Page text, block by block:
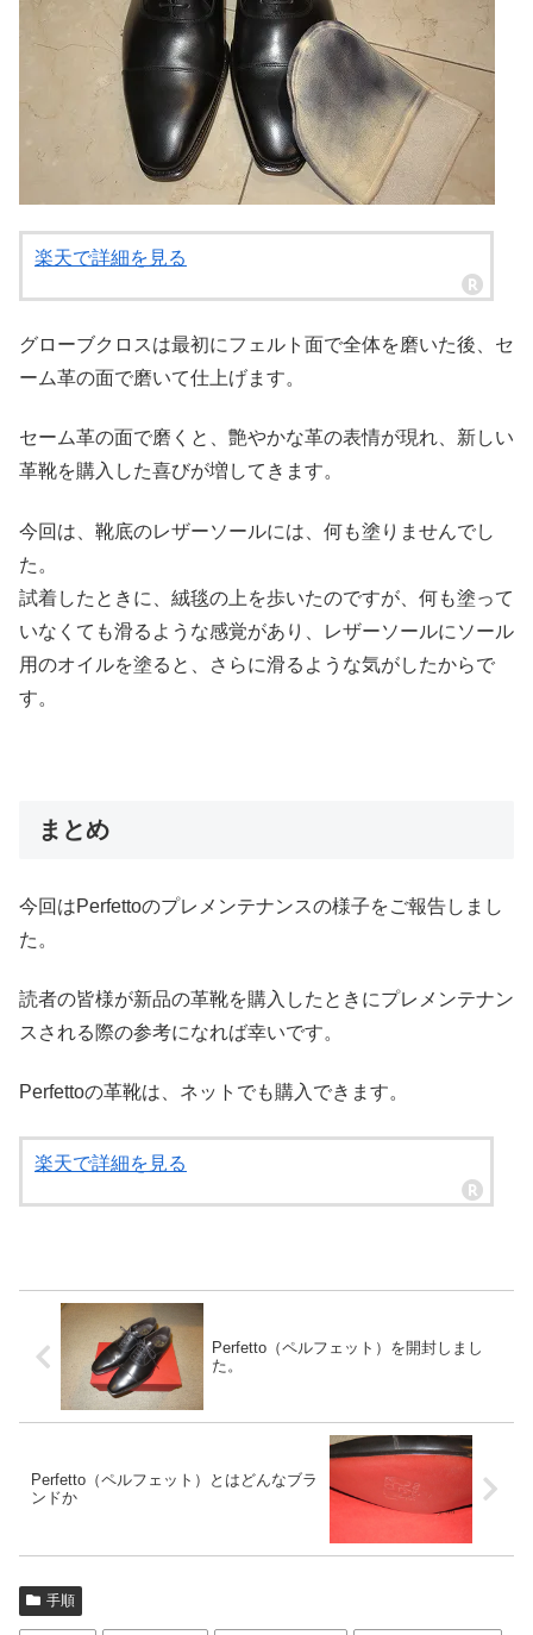
楽天で詳細を見る
グローブクロスは最初にフェルト面で全体を磨いた後、セ
ーム革の面で磨いて仕上げます。
セーム革の面で磨くと、艶やかな革の表情が現れ、新しい
革靴を購入した喜びが増してきます。
今回は、靴底のレザーソールには、何も塗りませんでし
た。
試着したときに、絨毯の上を歩いたのですが、何も塗って
いなくても滑るような感覚があり、レザーソールにソール
用のオイルを塗ると、さらに滑るような気がしたからで
す。
まとめ
今回はPerfettoのプレメンテナンスの様子をご報告しまし
た。
読者の皆様が新品の革靴を購入したときにプレメンテナン
スされる際の参考になれば幸いです。
Perfettoの革靴は、ネットでも購入できます。
楽天で詳細を見る
Perfetto（ペルフェット）を開封しまし
た。
Perfetto（ペルフェット）とはどんなブラ
ンドか
手順